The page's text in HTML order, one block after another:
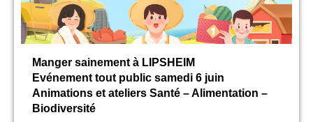
Manger sainement à LIPSHEIM
Evénement tout public samedi 6 juin
Animations et ateliers Santé – Alimentation –
Biodiversité